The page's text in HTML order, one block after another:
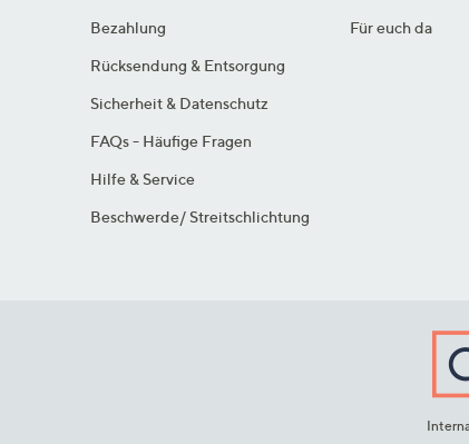
Bezahlung
Rücksendung & Entsorgung
Sicherheit & Datenschutz
FAQs - Häufige Fragen
Hilfe & Service
Beschwerde/ Streitschlichtung
Für euch da